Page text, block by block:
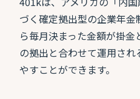
づく確定拠出型の企業年
ら毎月決まった金額が掛
の拠出と合わせて運用さ
やすことができます。